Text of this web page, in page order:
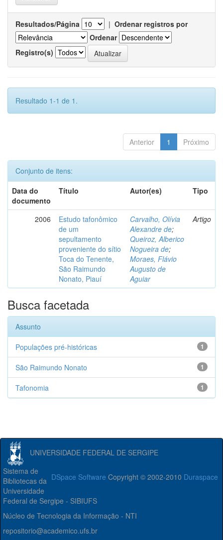
Resultados/Página | Ordenar registros por
Ordenar
Registro(s)
Resultado 1-1 de 1.
Anterior 1 Próximo
Conjunto de itens:
Data do
documento
Título Autor(es) Tipo
2006
Estudo tafonômico
de um
sepultamento
proveniente do sítio
Toca do Tenente,
São Raimundo
Nonato, Piauí
Carvalho, Olívia
Alexandre de;
Queiroz, Alberico
Nogueira de;
Moraes, Flávio
Augusto de
Aguiar
Artigo
Busca facetada
Assunto
1
Populações pré-históricas
1
São Raimundo Nonato
1
Tafonomia
UNIVERSIDADE FEDERAL DE SERGIPE
DSpace Software Copyright © 2002-2010 Duraspace
Sistema de
Bibliotecas da
Universidade
Federal de Sergipe - SIBIUFS
Núcleo de Tecnologia da Informação - NTI
repositorio@academico.ufs.br